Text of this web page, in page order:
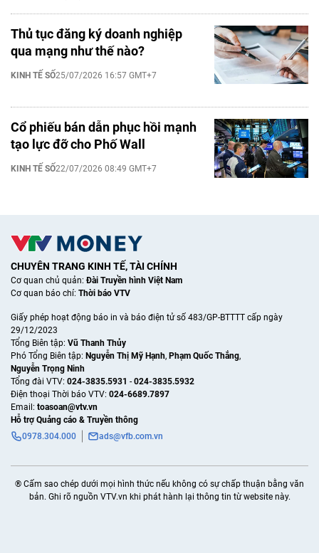
Thủ tục đăng ký doanh nghiệp
qua mạng như thế nào?
KINH TẾ SỐ25/07/2026 16:57 GMT+7
Cổ phiếu bán dẫn phục hồi mạnh
tạo lực đỡ cho Phố Wall
KINH TẾ SỐ22/07/2026 08:49 GMT+7
CHUYÊN TRANG KINH TẾ, TÀI CHÍNH
Cơ quan chủ quản:Đài Truyền hình Việt Nam
Cơ quan báo chí: Thời báo VTV
Giấy phép hoạt động báo in và báo điện tử số 483/GP-BTTTT cấp ngày
29/12/2023
Tổng Biên tập: Vũ Thanh Thủy
Phó Tổng Biên tập: Nguyễn Thị Mỹ Hạnh, Phạm Quốc Thắng,
Nguyễn Trọng Ninh
Tổng đài VTV: 024-3835.5931 - 024-3835.5932
Ðiện thoại Thời báo VTV: 024-6689.7897
Email: toasoan@vtv.vn
Hỗ trợ Quảng cáo & Truyền thông
0978.304.000
ads@vfb.com.vn
® Cấm sao chép dưới mọi hình thức nếu không có sự chấp thuận bằng văn
bản. Ghi rõ nguồn VTV.vn khi phát hành lại thông tin từ website này.